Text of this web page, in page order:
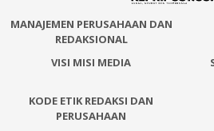
MANAJEMEN PERUSAHAAN DAN
REDAKSIONAL
VISI MISI MEDIA
KODE ETIK REDAKSI DAN
PERUSAHAAN